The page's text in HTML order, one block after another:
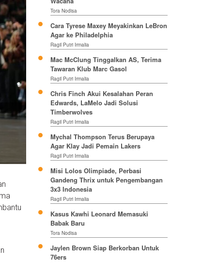
Tora Nodisa
Cara Tyrese Maxey Meyakinkan LeBron
Agar ke Philadelphia
Ragil Putri Irmalia
Mac McClung Tinggalkan AS, Terima
Tawaran Klub Marc Gasol
Ragil Putri Irmalia
Chris Finch Akui Kesalahan Peran
Edwards, LaMelo Jadi Solusi
Timberwolves
Ragil Putri Irmalia
Mychal Thompson Terus Berupaya
Agar Klay Jadi Pemain Lakers
Ragil Putri Irmalia
Misi Lolos Olimpiade, Perbasi
Gandeng Thrix untuk Pengembangan
3x3 Indonesia
Ragil Putri Irmalia
Kasus Kawhi Leonard Memasuki
Babak Baru
Tora Nodisa
Jaylen Brown Siap Berkorban Untuk
76ers